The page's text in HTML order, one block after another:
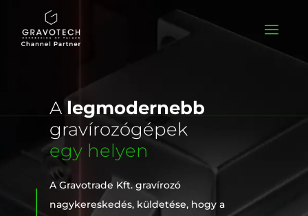
Alegmodernebb
gravírozógépek
egy helyen
A Gravotrade Kft. gravírozó
nagykereskedés, küldetése, hogy a